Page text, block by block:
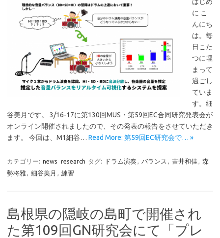
に こ
んにち
は。毎
日こた
つに埋
まって
過ごし
ていま
す。細
谷美月です。 3/16-17に第130回MUS・第59回EC合同研究発表会が
オンライン開催されましたので、その発表の報告をさせていただき
ます。 今回は、M1細谷… Read More: 第59回EC研究会で… »
カテゴリー: news research タグ: ドラム演奏 , バランス , 吉井和佳, 森
勢将雅, 細谷美月 , 練習
島根県の隠岐の島町で開催され
た第109回GN研究会にて「プレ